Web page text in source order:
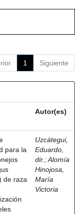
1 Siguiente
Autor(es)
para la
de raza
Uzcátegui,
Eduardo,
dir. ;Alomía
Hinojosa,
María
Victoria